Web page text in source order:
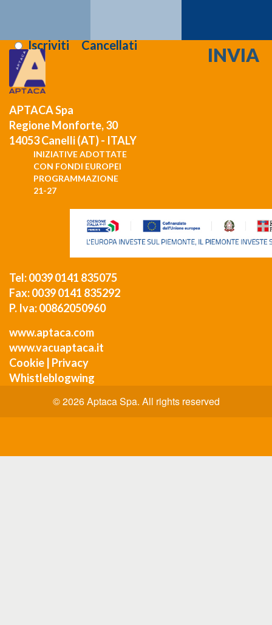
IscrivitiCancellati
APTACA Spa
Regione Monforte, 30
14053 Canelli (AT) - ITALY
INIZIATIVE ADOTTATE
CON FONDI EUROPEI
PROGRAMMAZIONE
21-27
Tel: 0039 0141 835075
Fax: 0039 0141 835292
P. Iva: 00862050960
www.aptaca.com
www.vacuaptaca.it
Cookie Privacy
Whistleblogwing
© 2026 Aptaca Spa. All rights reserved